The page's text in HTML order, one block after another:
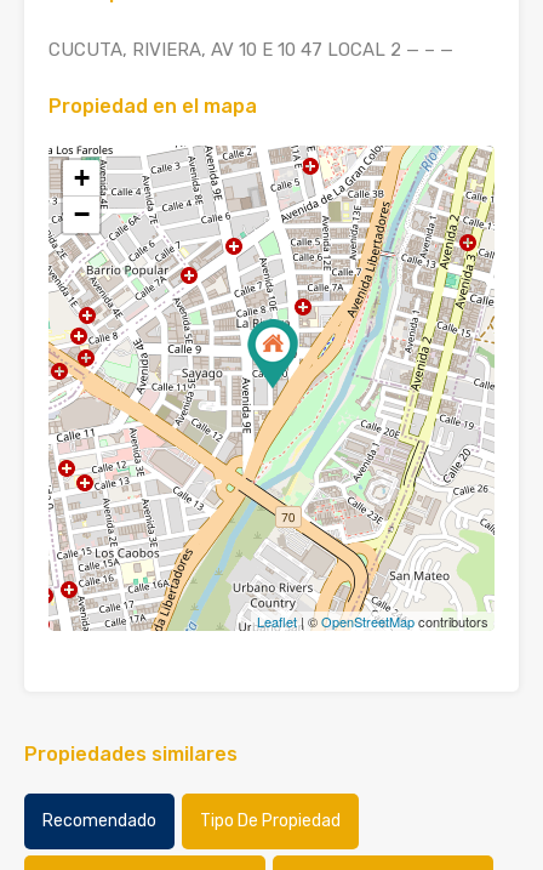
CUCUTA, RIVIERA, AV 10 E 10 47 LOCAL 2 — – —
Propiedad en el mapa
+
−
Leaflet| ©OpenStreetMapcontributors
Propiedades similares
Recomendado Tipo De Propiedad